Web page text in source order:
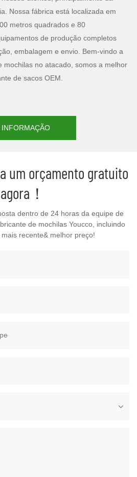
Nossa fábrica está localizada em
metros quadrados e 80
de produção completos
embalagem e envio. Bem-vindo a
mochilas no atacado, somos a melhor
de sacos OEM.
um orçamento gratuito
agora！
dentro de 24 horas da equipe de
de mochilas Youcco, incluindo
recente& melhor preço!